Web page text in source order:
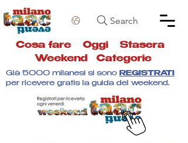
Search
Cosa fare Oggi Stasera
Weekend
Categorie
Già 5000 milanesi si sono REGISTRATI
per ricevere gratis la guida del weekend.